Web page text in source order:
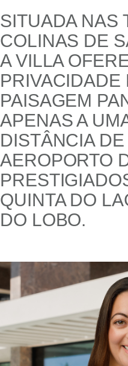
SITUADA NAS
COLINAS DE
A VILLA
PRIVACIDADE
PAISAGEM
APENAS A
DISTÂNCIA
AEROPORTO
QUINTA DO
DO LOBO.